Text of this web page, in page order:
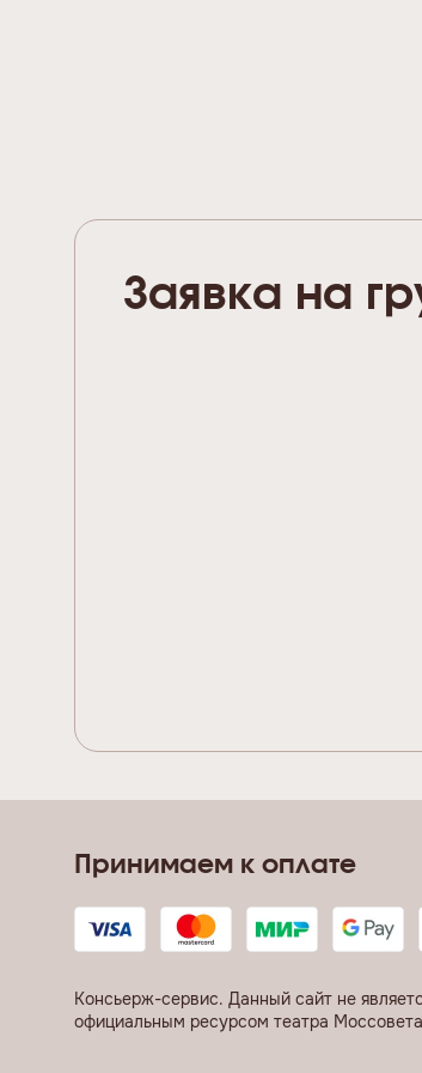
Заявка на
Принимаем к оплате
Консьерж-сервис. Данный сайт не
официальным ресурсом театра